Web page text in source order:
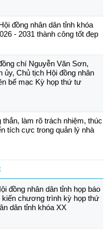
đồng nhân dân tỉnh khóa
- 2031 thành công tốt đẹp
chí Nguyễn Văn Sơn,
ủy, Chủ tịch Hội đồng nhân
bế mạc Kỳ họp thứ tư
thắn, làm rõ trách nhiệm, thúc
tích cực trong quản lý nhà
đồng nhân dân tỉnh họp báo
kiến chương trình kỳ họp thứ
dân tỉnh khóa XX